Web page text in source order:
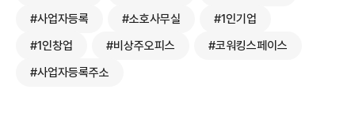
#사업자등록
#소호사무실
#1인기업
#1인창업
#비상주오피스
#코워킹스페이스
#사업자등록주소